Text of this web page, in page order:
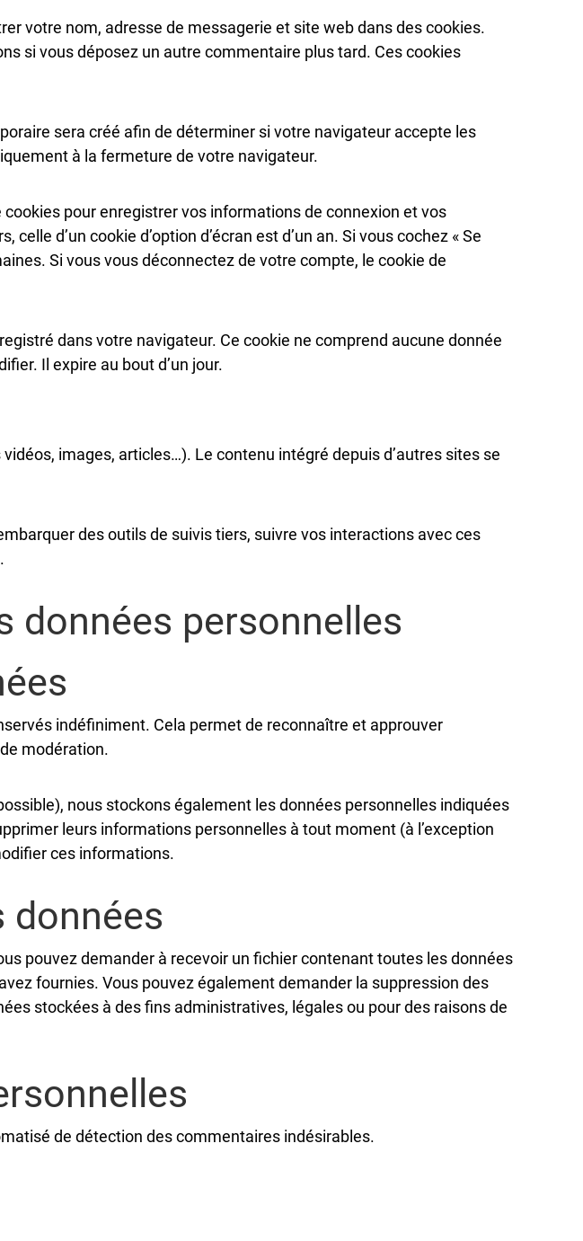
votre nom, adresse de messagerie et site web dans des cookies.
si vous déposez un autre commentaire plus tard. Ces cookies
sera créé afin de déterminer si votre navigateur accepte les
à la fermeture de votre navigateur.
pour enregistrer vos informations de connexion et vos
d’un cookie d’option d’écran est d’un an. Si vous cochez « Se
Si vous vous déconnectez de votre compte, le cookie de
dans votre navigateur. Ce cookie ne comprend aucune donnée
Il expire au bout d’un jour.
images, articles…). Le contenu intégré depuis d’autres sites se
des outils de suivis tiers, suivre vos interactions avec ces
données personnelles
indéfiniment. Cela permet de reconnaître et approuver
modération.
nous stockons également les données personnelles indiquées
leurs informations personnelles à tout moment (à l’exception
ces informations.
données
pouvez demander à recevoir un fichier contenant toutes les données
fournies. Vous pouvez également demander la suppression des
stockées à des fins administratives, légales ou pour des raisons de
de détection des commentaires indésirables.